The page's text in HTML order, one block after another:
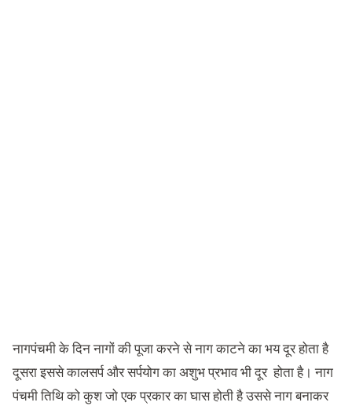
नागपंचमी के दिन नागों की पूजा करने से नाग काटने का भय दूर होता है
दूसरा इससे कालसर्प और सर्पयोग का अशुभ प्रभाव भी दूर होता है। नाग
पंचमी तिथि को कुश जो एक प्रकार का घास होती है उससे नाग बनाकर